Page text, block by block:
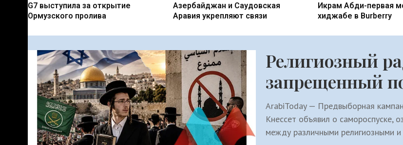
G7 выступила за открытие
Ормузского пролива
Азербайджан и Саудовская
Аравия укрепляют связи
Икрам Абди-первая
хиджабе в Burberry
Религиозный
запрещенный
ArabiToday — Предвыборная
Кнессет объявил о самороспуске,
между различными религиозными